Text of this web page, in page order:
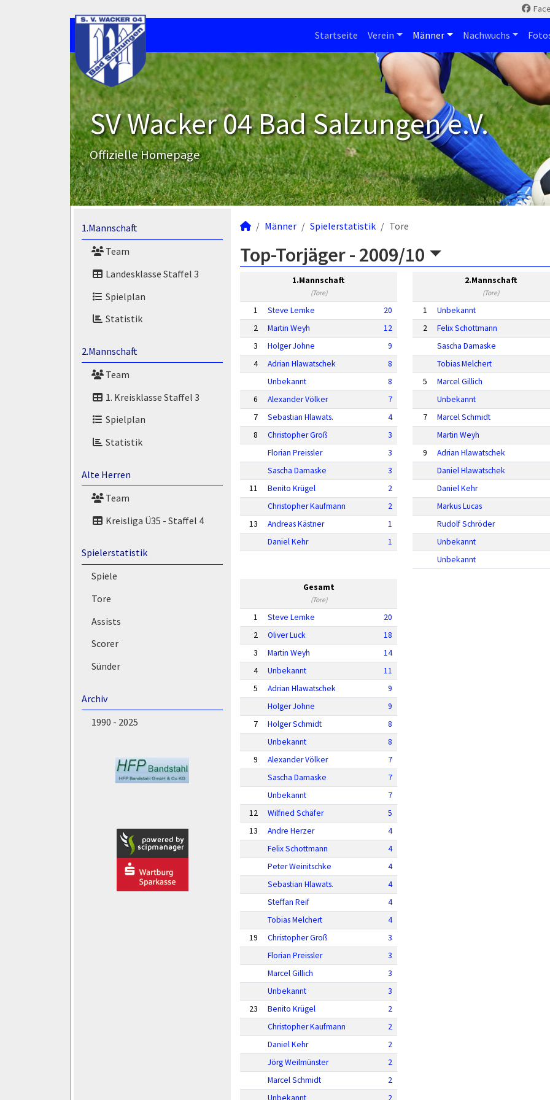
Startseite Verein Männer Nachwuchs
SV Wacker 04 Bad Salzungen e.V.
Offizielle Homepage
1.Mannschaft
Team
Landesklasse Staffel 3
Spielplan
Statistik
2.Mannschaft
Team
1. Kreisklasse Staffel 3
Spielplan
Statistik
Alte Herren
Team
Kreisliga Ü35 - Staffel 4
Spielerstatistik
Spiele
Tore
Assists
Scorer
Sünder
Archiv
1990 - 2025
Männer Spielerstatistik Tore
Top-Torjäger - 2009/10
1.Mannschaft
(Tore)
1 Steve Lemke
20
2
Martin Weyh
12
3
Holger Johne
9
4
Adrian Hlawatschek
8
Unbekannt
8
6
Alexander Völker
7
7
Sebastian Hlawats.
4
8
Christopher Groß
3
Florian Preissler
3
Sascha Damaske
3
11
Benito Krügel
2
Christopher Kaufmann
2
13
Andreas Kästner
1
Daniel Kehr
1
2.Mannschaft
(Tore)
1
Unbekannt
2
Felix Schottmann
Sascha Damaske
Tobias Melchert
5
Marcel Gillich
Unbekannt
7
Marcel Schmidt
Martin Weyh
9
Adrian Hlawatschek
Daniel Hlawatschek
Daniel Kehr
Markus Lucas
Rudolf Schröder
Unbekannt
Unbekannt
Gesamt
(Tore)
1 Steve Lemke
20
2
Oliver Luck
18
3
Martin Weyh
14
4
Unbekannt
11
5
Adrian Hlawatschek
9
Holger Johne
9
7
Holger Schmidt
8
Unbekannt
8
9
Alexander Völker
7
Sascha Damaske
7
Unbekannt
7
12
Wilfried Schäfer
5
13
Andre Herzer
4
Felix Schottmann
4
Peter Weinitschke
4
Sebastian Hlawats.
4
Steffan Reif
4
Tobias Melchert
4
19
Christopher Groß
3
Florian Preissler
3
Marcel Gillich
3
Unbekannt
3
23
Benito Krügel
2
Christopher Kaufmann
2
Daniel Kehr
2
Jörg Weilmünster
2
Marcel Schmidt
2
Unbekannt
2